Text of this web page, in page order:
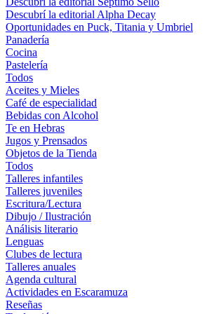
Descubrí la editorial Alpha Decay
Oportunidades en Puck, Titania y Umbriel
Panadería
Cocina
Pastelería
Todos
Aceites y Mieles
Café de especialidad
Bebidas con Alcohol
Te en Hebras
Jugos y Prensados
Objetos de la Tienda
Todos
Talleres infantiles
Talleres juveniles
Escritura/Lectura
Dibujo / Ilustración
Análisis literario
Lenguas
Clubes de lectura
Talleres anuales
Agenda cultural
Actividades en Escaramuza
Reseñas